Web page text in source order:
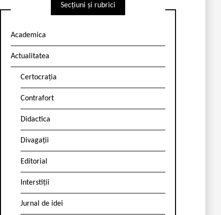
Secțiuni și rubrici
Academica
Actualitatea
Certocrația
Contrafort
Didactica
Divagații
Editorial
Interstiții
Jurnal de idei